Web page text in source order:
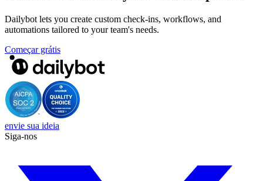
Dailybot lets you create custom check-ins, workflows, and
automations tailored to your team's needs.
Começar grátis
envie sua ideia
Siga-nos